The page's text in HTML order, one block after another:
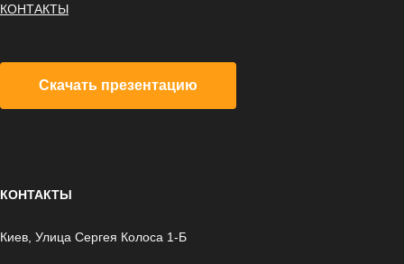
КОНТАКТЫ
Скачать презентацию
КОНТАКТЫ
Киев, Улица Сергея Колоса 1-Б